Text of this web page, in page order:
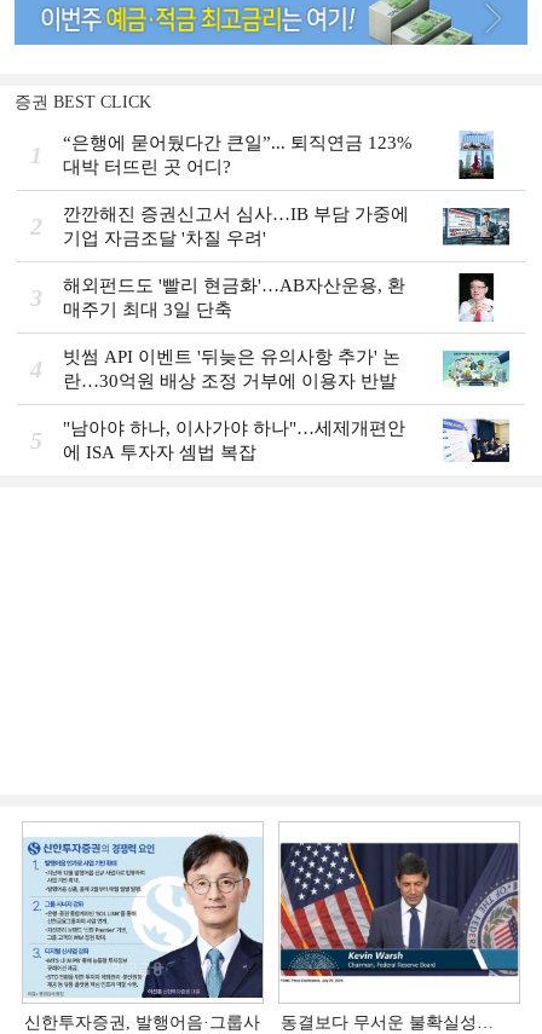
증권 BEST CLICK
1
“은행에 묻어뒀다간 큰일”... 퇴직연금 123%
대박 터뜨린 곳 어디?
2
깐깐해진 증권신고서 심사…IB 부담 가중에
기업 자금조달 '차질 우려'
3
해외펀드도 '빨리 현금화'…AB자산운용, 환
매주기 최대 3일 단축
4
빗썸 API 이벤트 '뒤늦은 유의사항 추가' 논
란…30억원 배상 조정 거부에 이용자 반발
5
"남아야 하나, 이사가야 하나"…세제개편안
에 ISA 투자자 셈법 복잡
신한투자증권, 발행어음·그룹사
동결보다 무서운 불확실성…